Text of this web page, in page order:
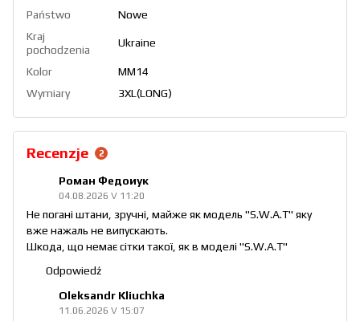
Państwo
Nowe
Kraj
pochodzenia
Ukraine
Kolor
ММ14
Wymiary
3XL(LONG)
Recenzje 2
Роман Федоиук
04.08.2026 V 11:20
Не погані штани, зручні, майже як модель "S.W.A.T" яку
вже нажаль не випускають.
Шкода, що немає сітки такої, як в моделі "S.W.A.T"
Odpowiedź
Oleksandr Kliuchka
11.06.2026 V 15:07